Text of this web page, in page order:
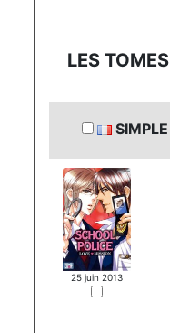
LES TOMES
SIMPLE
25 juin 2013